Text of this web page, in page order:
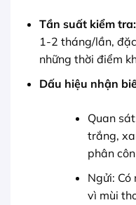
Tần suất kiểm tra:
1-2 tháng/lần,
những thời điểm
Dấu hiệu nhận
Quan
trắng,
phân
Ngửi:
vì mùi